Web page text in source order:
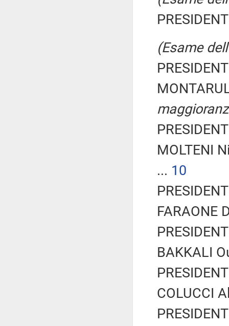
(Esame
MOLTENI
... 10
FARAONE
BAKKALI
COLUCCI